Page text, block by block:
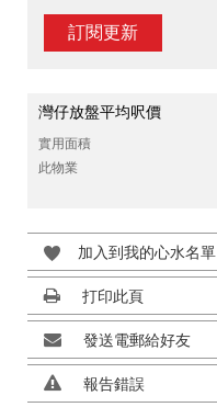
訂閱更新
灣仔放盤平均呎價
實用面積
此物業
加入到我的心水名單
打印此頁
發送電郵給好友
報告錯誤